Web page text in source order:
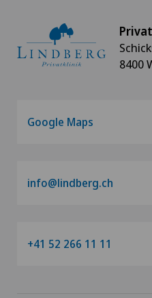
8400
Google Maps
info@lindberg.ch
+41 52 266 11 11